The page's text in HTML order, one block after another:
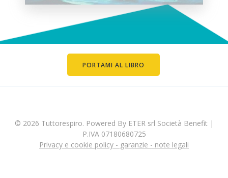
PORTAMI AL LIBRO
© 2026 Tuttorespiro. Powered By ETER srl Società Benefit |
P.IVA 07180680725
Privacy e cookie policy - garanzie - note legali